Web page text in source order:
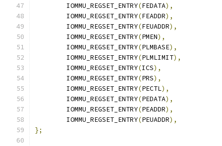
	IOMMU_REGSET_ENTRY
(FEDATA),
	IOMMU_REGSET_ENTRY
(FEADDR),
	IOMMU_REGSET_ENTRY
(FEUADDR),
	IOMMU_REGSET_ENTRY
(PMEN),
	IOMMU_REGSET_ENTRY
(PLMBASE),
	IOMMU_REGSET_ENTRY
(PLMLIMIT),
	IOMMU_REGSET_ENTRY
(ICS),
	IOMMU_REGSET_ENTRY
(PRS),
	IOMMU_REGSET_ENTRY
(PECTL),
	IOMMU_REGSET_ENTRY
(PEDATA),
	IOMMU_REGSET_ENTRY
(PEADDR),
	IOMMU_REGSET_ENTRY
(PEUADDR),
};